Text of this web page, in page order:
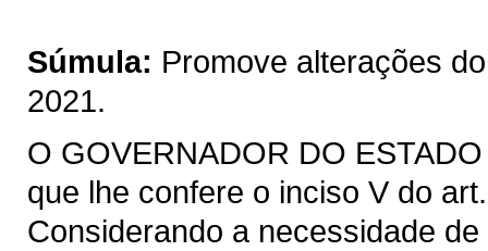
Súmula: Promove alterações
2021.
O GOVERNADOR DO
que lhe confere o inciso V do
Considerando a necessidade